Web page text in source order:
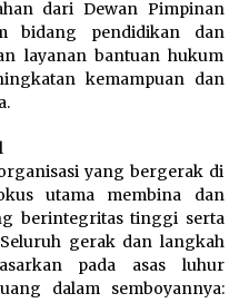
dari Dewan Pimpinan
bidang pendidikan dan
layanan bantuan hukum
kemampuan dan
yang bergerak di
utama membina dan
berintegritas tinggi serta
gerak dan langkah
pada asas luhur
dalam semboyannya: